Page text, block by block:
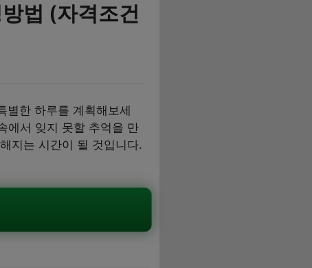
법 (자격조건
별한 하루를 계획해보세
에서 잊지 못할 추억을 만
지는 시간이 될 것입니다.